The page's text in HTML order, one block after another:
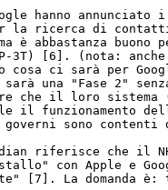
hanno
la ricerca di
è abbastanza buono
3T) [6]. (nota: anche
cosa ci sarà per
una "Fase 2"
che il loro sistema
il funzionamento
sono contenti
riferisce che il
con Apple e
[7]. La domanda è: